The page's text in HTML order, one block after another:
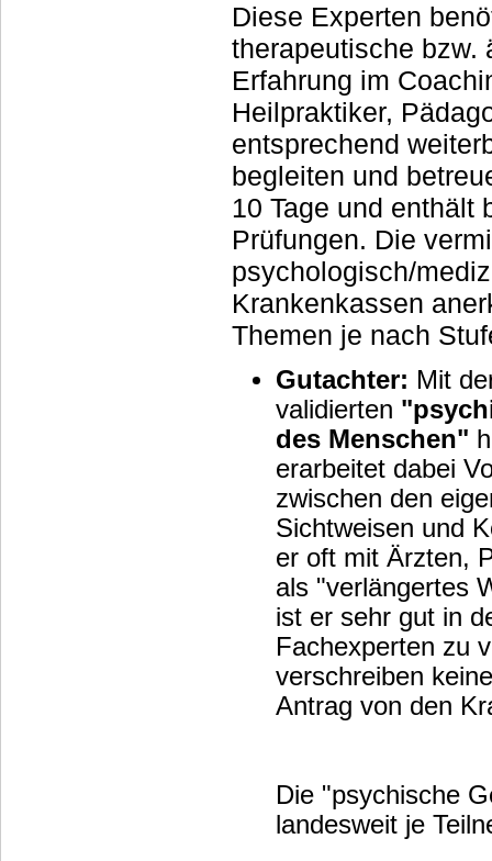
Diese Experten
therapeutische bzw.
Erfahrung im
Heilpraktiker,
entsprechend
begleiten und
10 Tage und enthält
Prüfungen. Die
psychologisch/
Krankenkassen anerkannt. Konkret hilft Ihnen ein
Themen je nach
Gutachter: Mit
validierten
des Menschen"
erarbeitet dabei
zwischen den
Sichtweisen und
er oft mit Ärzten,
als "verlängertes
ist er sehr gut in
Fachexperten zu
verschreiben
Antrag von
Die "psychische
landesweit je